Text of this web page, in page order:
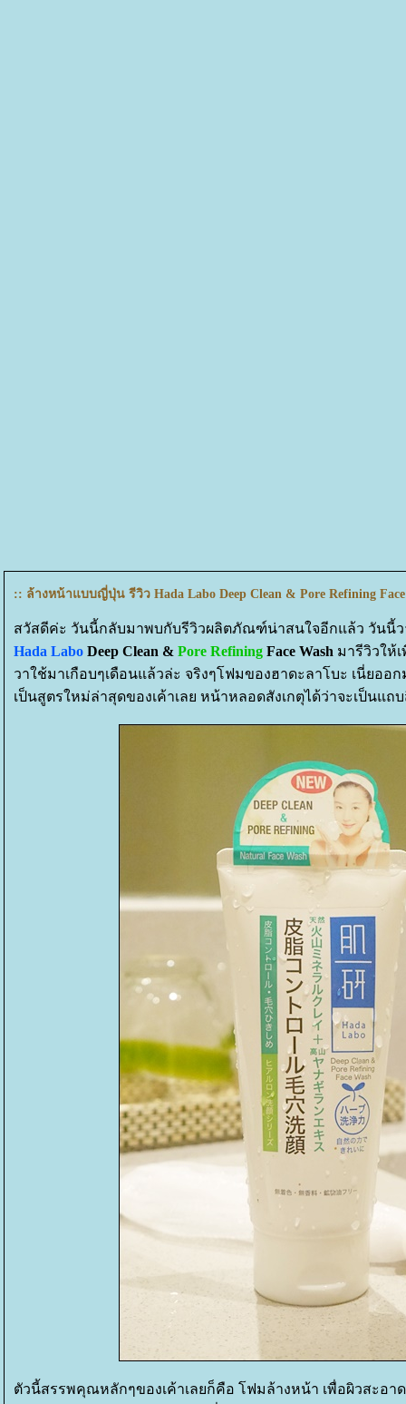
:: ล้างหน้าแบบญี่ปุ่น รีวิว Hada Labo Deep Clean & Pore Refining
สวัสดีค่ะ วันนี้กลับมาพบกับรีวิวผลิตภัณฑ์น่าสนใจอีกแล้ว วันนี้ว
Hada Labo Deep Clean & Pore Refining Face Wash มารีวิวให้
วาใช้มาเกือบๆเดือนแล้วล่ะ จริงๆโฟมของฮาดะลาโบะ เนี่ยอ
เป็นสูตรใหม่ล่าสุดของเค้าเลย หน้าหลอดสังเกตุได้ว่าจะเป็นแถ
ตัวนี้สรรพคุณหลักๆของเค้าเลยก็คือ ฟมล้างหน้า เพื่อผิวสะอา